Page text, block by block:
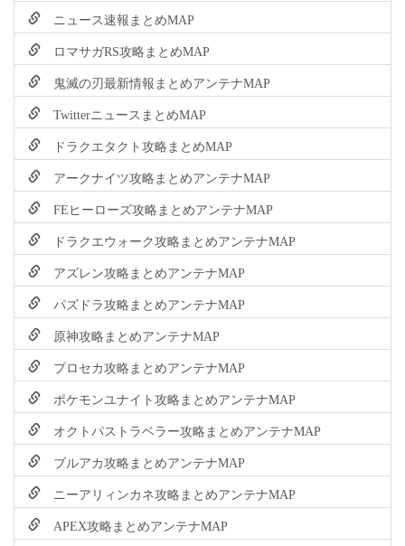
ニュース速報まとめMAP
ロマサガRS攻略まとめMAP
鬼滅の刃最新情報まとめアンテナMAP
TwitterニュースまとめMAP
ドラクエタクト攻略まとめMAP
アークナイツ攻略まとめアンテナMAP
FEヒーローズ攻略まとめアンテナMAP
ドラクエウォーク攻略まとめアンテナMAP
アズレン攻略まとめアンテナMAP
パズドラ攻略まとめアンテナMAP
原神攻略まとめアンテナMAP
プロセカ攻略まとめアンテナMAP
ポケモンユナイト攻略まとめアンテナMAP
オクトパストラベラー攻略まとめアンテナMAP
ブルアカ攻略まとめアンテナMAP
ニーアリィンカネ攻略まとめアンテナMAP
APEX攻略まとめアンテナMAP